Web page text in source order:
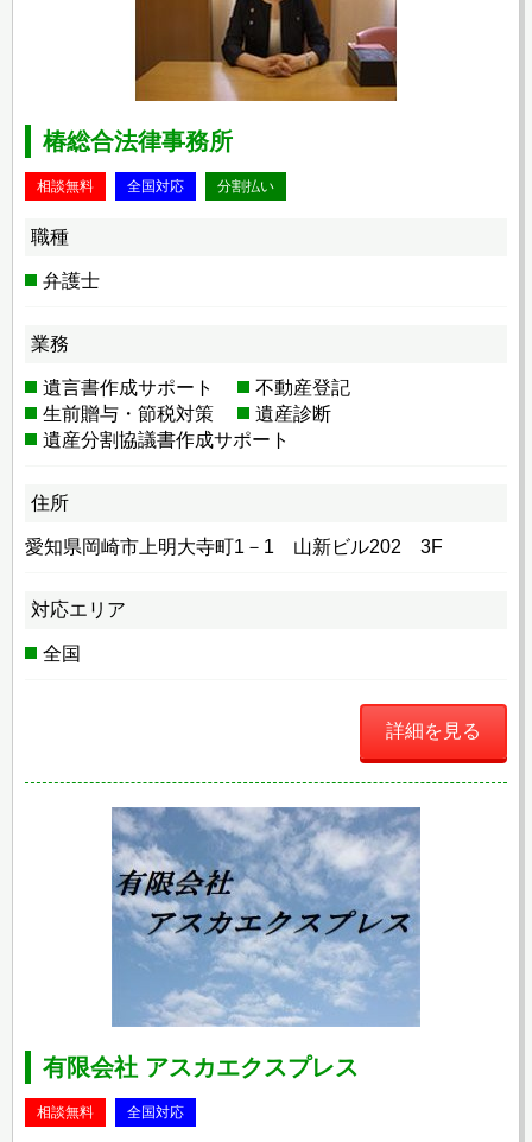
椿総合法律事務所
相談無料 全国対応 分割払い
職種
弁護士
業務
遺言書作成サポート
不動産登記
生前贈与・節税対策
遺産診断
遺産分割協議書作成サポート
住所
愛知県岡崎市上明大寺町1－1 山新ビル202 3F
対応エリア
全国
詳細を見る
有限会社 アスカエクスプレス
相談無料 全国対応